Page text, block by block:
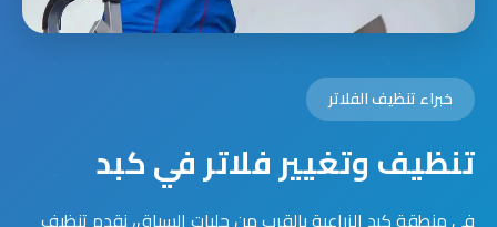
خبراء تنظيف الفلاتر
تنظيف وتغيير فلاتر في كبد